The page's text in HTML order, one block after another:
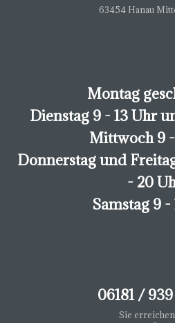
63454 Hanau
Montag
Dienstag 9 - 13 Uhr
Mittwoch 9
Donnerstag und
- 20
Samstag 9 -
06181 /
Sie